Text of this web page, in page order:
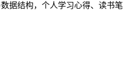
据结构，个人学习心得、读书笔